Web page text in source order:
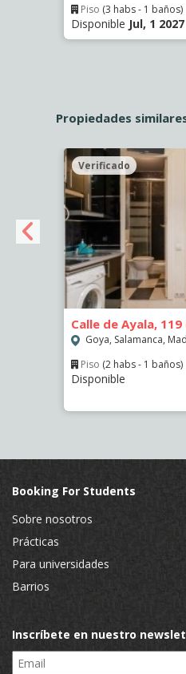
Piso (3 habs - 1 baños)
Disponible Jul, 1 2027
Propiedades
Verificado
Calle de Ayala,
Goya, Salamanca,
Piso (2 habs - 1 baños)
Disponible
Booking For Students
Sobre nosotros
Prácticas
Para universidades
Barrios
Inscríbete en nuestro
Email